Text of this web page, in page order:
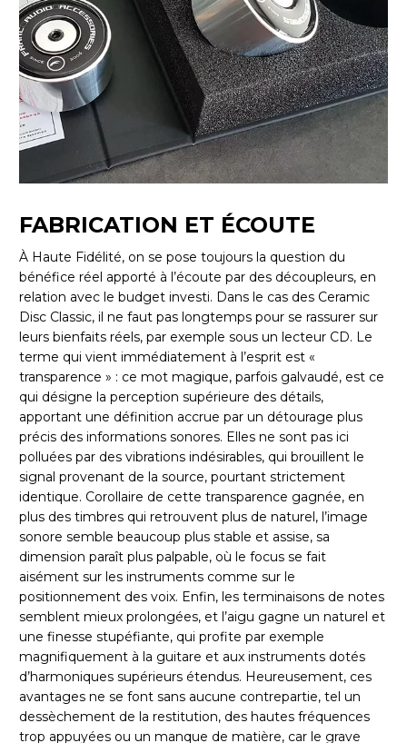
FABRICATION ET ÉCOUTE
À Haute Fidélité, on se pose toujours la question du
bénéfice réel apporté à l’écoute par des découpleurs, en
relation avec le budget investi. Dans le cas des Ceramic
Disc Classic, il ne faut pas longtemps pour se rassurer sur
leurs bienfaits réels, par exemple sous un lecteur CD. Le
terme qui vient immédiatement à l’esprit est «
transparence » : ce mot magique, parfois galvaudé, est ce
qui désigne la perception supérieure des détails,
apportant une définition accrue par un détourage plus
précis des informations sonores. Elles ne sont pas ici
polluées par des vibrations indésirables, qui brouillent le
signal provenant de la source, pourtant strictement
identique. Corollaire de cette transparence gagnée, en
plus des timbres qui retrouvent plus de naturel, l’image
sonore semble beaucoup plus stable et assise, sa
dimension paraît plus palpable, où le focus se fait
aisément sur les instruments comme sur le
positionnement des voix. Enfin, les terminaisons de notes
semblent mieux prolongées, et l’aigu gagne un naturel et
une finesse stupéfiante, qui profite par exemple
magnifiquement à la guitare et aux instruments dotés
d’harmoniques supérieurs étendus. Heureusement, ces
avantages ne se font sans aucune contrepartie, tel un
dessèchement de la restitution, des hautes fréquences
trop appuyées ou un manque de matière, car le grave